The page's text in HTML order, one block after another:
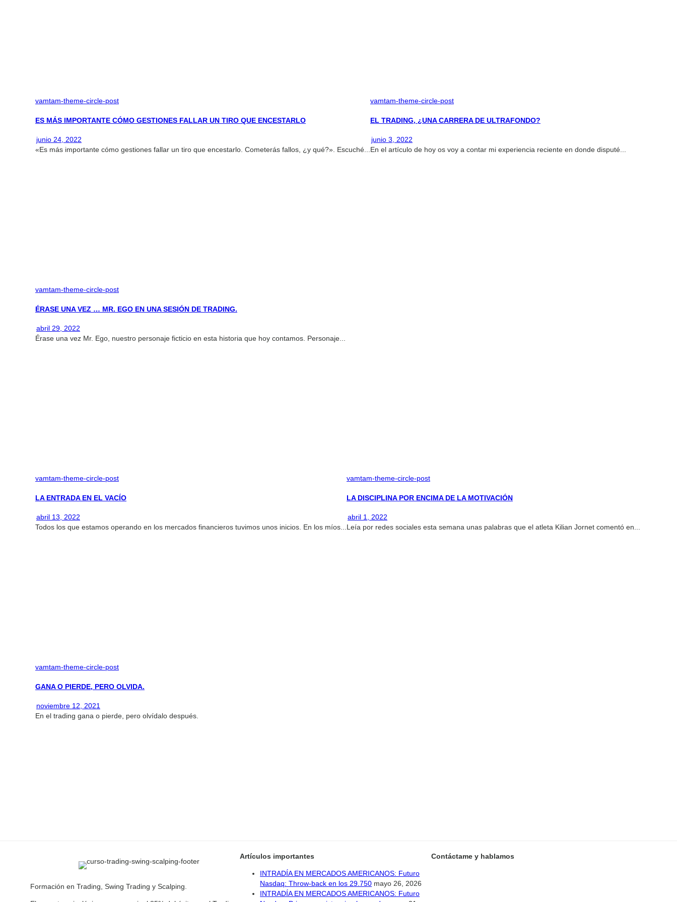
vamtam-theme-circle-post
ES MÁS IMPORTANTE CÓMO GESTIONES FALLAR UN TIRO QUE ENCESTARLO
junio 24, 2022
«Es más importante cómo gestiones fallar un tiro que encestarlo. Cometerás fallos, ¿y qué?». Escuché...
vamtam-theme-circle-post
EL TRADING, ¿UNA CARRERA DE ULTRAFONDO?
junio 3, 2022
En el artículo de hoy os voy a contar mi experiencia reciente en donde disputé...
vamtam-theme-circle-post
ÉRASE UNA VEZ … MR. EGO EN UNA SESIÓN DE TRADING.
abril 29, 2022
Érase una vez Mr. Ego, nuestro personaje ficticio en esta historia que hoy contamos. Personaje...
vamtam-theme-circle-post
LA ENTRADA EN EL VACÍO
abril 13, 2022
Todos los que estamos operando en los mercados financieros tuvimos unos inicios. En los míos...
vamtam-theme-circle-post
LA DISCIPLINA POR ENCIMA DE LA MOTIVACIÓN
abril 1, 2022
Leía por redes sociales esta semana unas palabras que el atleta Kilian Jornet comentó en...
vamtam-theme-circle-post
GANA O PIERDE, PERO OLVIDA.
noviembre 12, 2021
En el trading gana o pierde, pero olvídalo después.
Formación en Trading, Swing Trading y Scalping.
Artículos importantes
INTRADÍA EN MERCADOS AMERICANOS: Futuro
Nasdaq: Throw-back en los 29.750 mayo 26, 2026
INTRADÍA EN MERCADOS AMERICANOS: Futuro
Contáctame y hablamos